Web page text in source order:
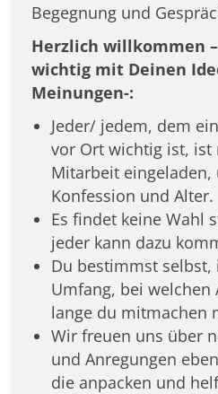
Begegnung und
Herzlich willkommen
wichtig mit Deinen
Meinungen-:
Jeder/ jedem, dem
vor Ort wichtig ist, ist
Mitarbeit eingeladen,
Konfession und Alter.
Es findet keine Wahl
jeder kann dazu
Du bestimmst selbst,
Umfang, bei
lange du mitmachen
Wir freuen uns über
und Anregungen
die anpacken und